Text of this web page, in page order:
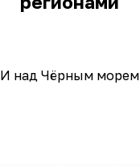
И над Чёрным морем